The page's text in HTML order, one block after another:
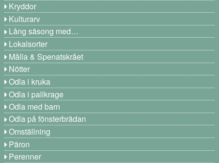
Kryddor
Kulturarv
Lång säsong med…
Lokalsorter
Målla & Spenatskrået
Nötter
Odla i kruka
Odla i pallkrage
Odla med barn
Odla på fönsterbrädan
Omställning
Päron
Perenner